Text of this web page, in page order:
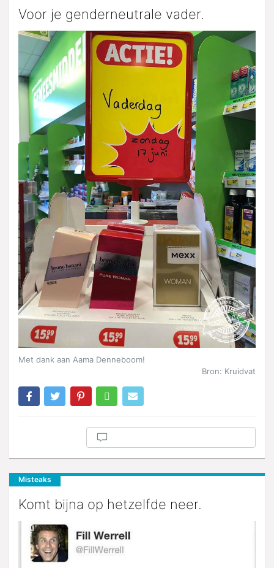
Voor je genderneutrale vader.
Met dank aan Aama Denneboom!
Bron: Kruidvat
Misteaks
Komt bijna op hetzelfde neer.